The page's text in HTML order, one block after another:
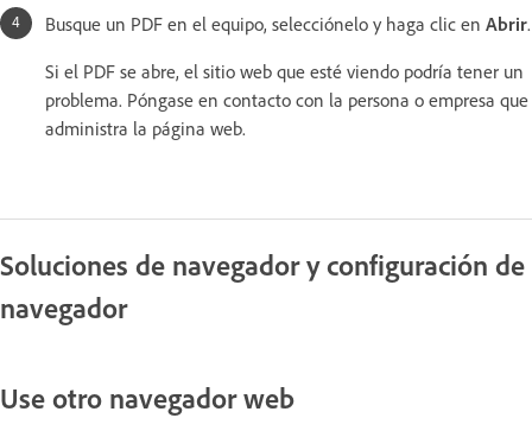
Busque un PDF en el equipo, selecciónelo y haga clic en Abrir.
Si el PDF se abre, el sitio web que esté viendo podría tener un
problema. Póngase en contacto con la persona o empresa que
administra la página web.
Soluciones de navegador y configuración de
navegador
Use otro navegador web